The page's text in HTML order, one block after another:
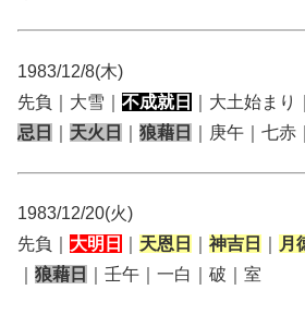
1983/12/8(木)
先負｜大雪｜ 不成就日 ｜大土始まり｜
忌日
天火日 狼藉日 ｜庚午｜七赤
1983/12/20(火)
先負｜ 大明日 天恩日 神吉日 月
狼藉日 ｜壬午｜一白｜破｜室